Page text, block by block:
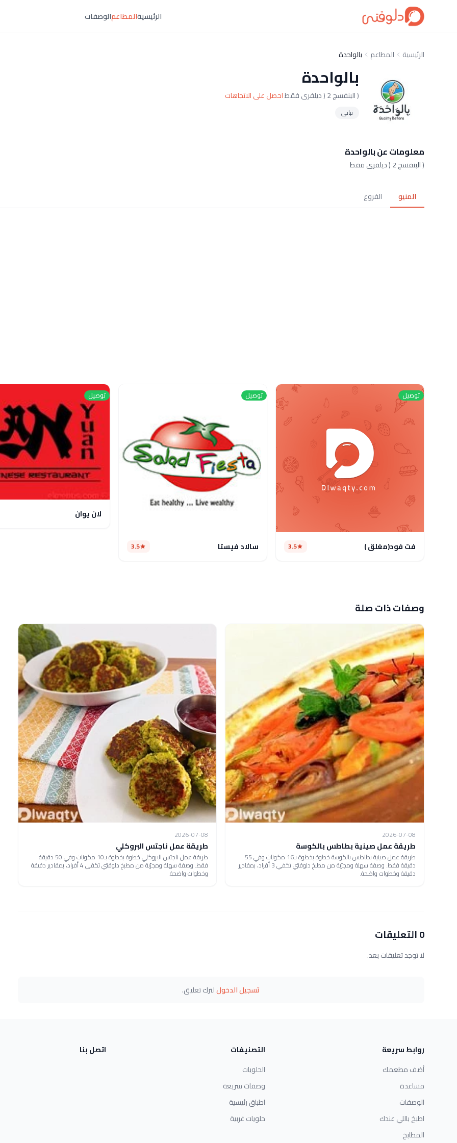
الرئيسيةالمطاعمالوصفات
الرئيسية المطاعم بالواحدة
بالواحدة
( البنفسج 2 ( ديلفرى فقط احصل على الاتجاهات
نباتي
معلومات عن بالواحدة
( البنفسج 2 ( ديلفرى فقط
المنيو الفروع
توصيل
فت فود(مغلق ) 3.5
توصيل
سالاد فيستا 3.5
توصيل
لان يوان
وصفات ذات صلة
2026-07-08
طريقة عمل صينية بطاطس بالكوسة
طريقة عمل صينية بطاطس بالكوسة خطوة بخطوة بـ16 مكونات وفي 55
دقيقة فقط. وصفة سهلة ومجرّبة من مطبخ دلوقتي تكفي 3 أفراد، بمقادير
دقيقة وخطوات واضحة.
2026-07-08
طريقة عمل ناجتس البروكلي
طريقة عمل ناجتس البروكلي خطوة بخطوة بـ10 مكونات وفي 50 دقيقة
فقط. وصفة سهلة ومجرّبة من مطبخ دلوقتي تكفي 4 أفراد، بمقادير دقيقة
وخطوات واضحة.
0 التعليقات
لا توجد تعليقات بعد.
تسجيل الدخوللترك تعليق.
روابط سريعة
أضف مطعمك
مساعدة
الوصفات
اطبخ باللي عندك
المطابخ
التصنيفات
الحلويات
وصفات سريعة
اطباق رئيسية
حلويات غربية
اتصل بنا